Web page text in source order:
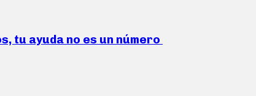
tu ayuda no es un número